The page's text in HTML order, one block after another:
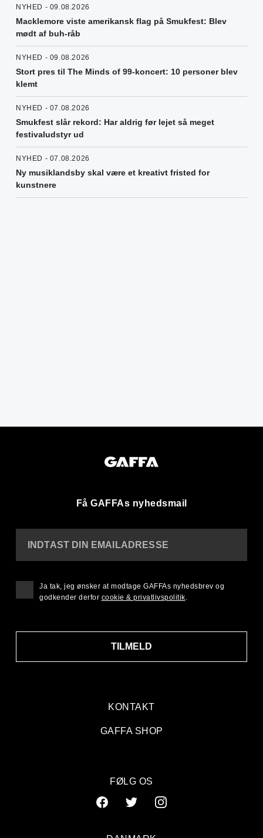
NYHED - 09.08.2026
Macklemore viste amerikansk flag på Smukfest: Blev
mødt af buh-råb
NYHED - 09.08.2026
Stort pres til The Minds of 99-koncert: 10 personer blev
klemt
NYHED - 07.08.2026
Smukfest slår rekord: Har aldrig før lejet så meget
festivaludstyr ud
NYHED - 07.08.2026
Ny musiklandsby skal være et kreativt fristed for
kunstnere
Få GAFFAs nyhedsmail
KONTAKT
GAFFA SHOP
INDTAST DIN EMAILADRESSE
TILMELD
Ja tak, jeg ønsker at modtage GAFFAs nyhedsbrev og
godkender derfor cookie & privatlivspolitik.
FØLG OS